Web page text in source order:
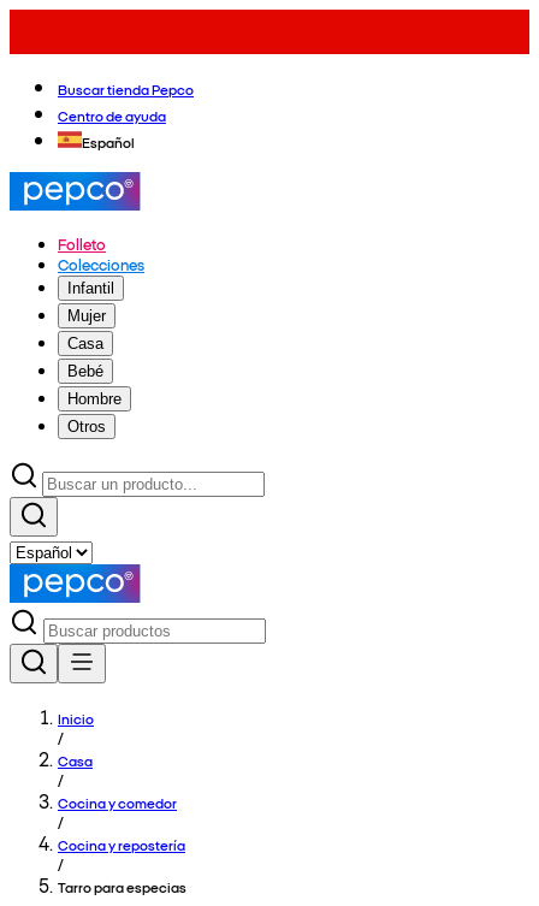
Buscar tienda Pepco
Centro de ayuda
Español
Folleto
Colecciones
Infantil
Mujer
Casa
Bebé
Hombre
Otros
Inicio
/
Casa
/
Cocina y comedor
/
Cocina y repostería
/
Tarro para especias